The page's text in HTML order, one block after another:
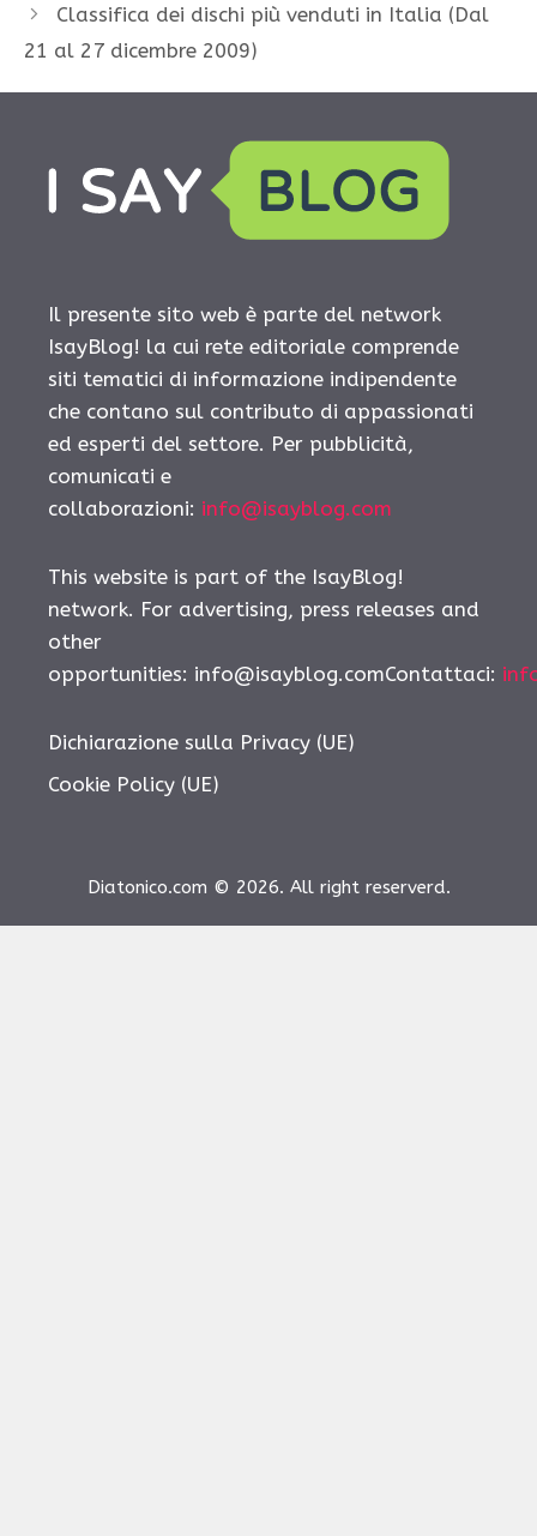
Classifica dei dischi più venduti in Italia (Dal
21 al 27 dicembre 2009)
Il presente sito web è parte del network
IsayBlog! la cui rete editoriale comprende
siti tematici di informazione indipendente
che contano sul contributo di appassionati
ed esperti del settore. Per pubblicità,
comunicati e
collaborazioni: info@isayblog.com
This website is part of the IsayBlog!
network. For advertising, press releases and
other
opportunities: info@isayblog.comContattaci:
Dichiarazione sulla Privacy (UE)
Cookie Policy (UE)
Diatonico.com © 2026. All right reserverd.